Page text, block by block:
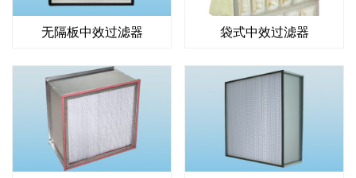
无隔板中效过滤器 袋式中效过滤器